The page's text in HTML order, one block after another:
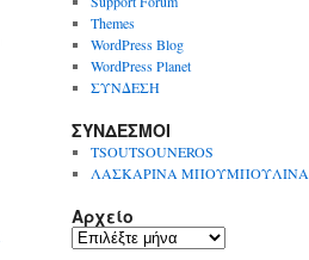
Themes
WordPress Blog
WordPress Planet
ΣΥΝΔΕΣΗ
ΣΥΝΔΕΣΜΟΙ
TSOUTSOUNEROS
ΛΑΣΚΑΡΙΝΑ ΜΠΟΥΜΠΟΥΛΙΝΑ
Αρχείο
Α